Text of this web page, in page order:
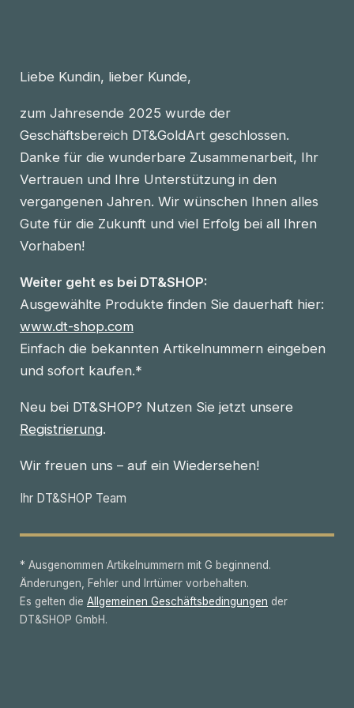
Liebe Kundin, lieber Kunde,
zum Jahresende 2025 wurde der
Geschäftsbereich DT&GoldArt geschlossen.
Danke für die wunderbare Zusammenarbeit, Ihr
Vertrauen und Ihre Unterstützung in den
vergangenen Jahren. Wir wünschen Ihnen alles
Gute für die Zukunft und viel Erfolg bei all Ihren
Vorhaben!
Weiter geht es bei DT&SHOP:
Ausgewählte Produkte finden Sie dauerhaft hier:
www.dt-shop.com
Einfach die bekannten Artikelnummern eingeben
und sofort kaufen.*
Neu bei DT&SHOP? Nutzen Sie jetzt unsere
Registrierung.
Wir freuen uns – auf ein Wiedersehen!
Ihr DT&SHOP Team
* Ausgenommen Artikelnummern mit G beginnend.
Änderungen, Fehler und Irrtümer vorbehalten.
Es gelten die Allgemeinen Geschäftsbedingungen der
DT&SHOP GmbH.